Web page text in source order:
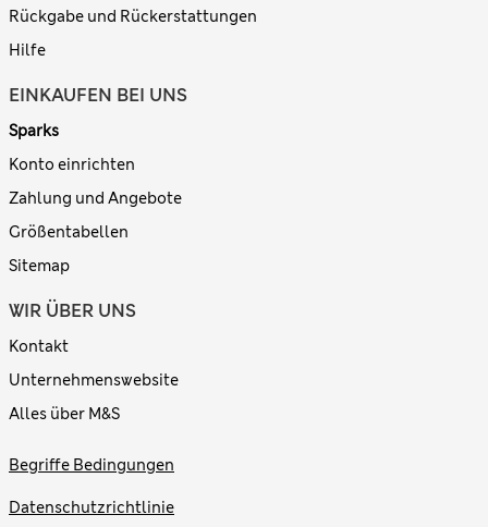
Rückgabe und Rückerstattungen
Hilfe
EINKAUFEN BEI UNS
Sparks
Konto einrichten
Zahlung und Angebote
Größentabellen
Sitemap
WIR ÜBER UNS
Kontakt
Unternehmenswebsite
Alles über M&S
Begriffe Bedingungen
Datenschutzrichtlinie